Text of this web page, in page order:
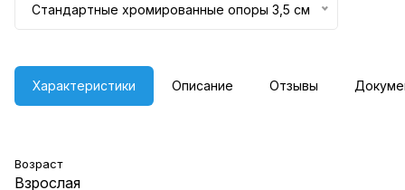
Стандартные хромированные опоры 3,5 см
Характеристики Описание Отзывы
Возраст
Взрослая